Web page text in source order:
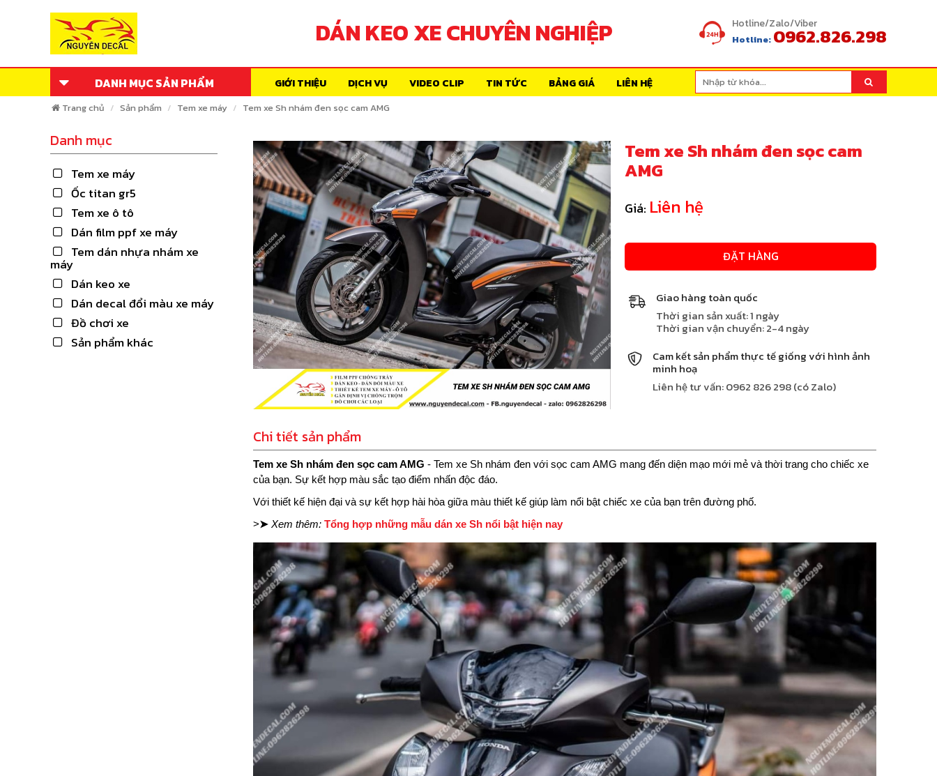
DÁN KEO XE CHUYÊN NGHIỆP Hotline/Zalo/Viber
Hotline: 0962.826.298
DANH MỤC SẢN PHẨM GIỚI THIỆU DỊCH VỤ VIDEO CLIP TIN TỨC BẢNG GIÁ LIÊN HỆ
Trang chủ Sản phẩm Tem xe máy Tem xe Sh nhám đen sọc cam AMG
Danh mục
Tem xe máy
Ốc titan gr5
Tem xe ô tô
Dán film ppf xe máy
Tem dán nhựa nhám xe
máy
Dán keo xe
Dán decal đổi màu xe máy
Đồ chơi xe
Sản phẩm khác
Tem xe Sh nhám đen sọc cam
AMG
Giá: Liên hệ
ĐẶT HÀNG
Giao hàng toàn quốc
Thời gian sản xuất: 1 ngày
Thời gian vận chuyển: 2-4 ngày
Cam kết sản phẩm thực tế giống với hình ảnh
minh hoạ
Liên hệ tư vấn: 0962 826 298 (có Zalo)
Chi tiết sản phẩm
Tem xe Sh nhám đen sọc cam AMG - Tem xe Sh nhám đen với sọc cam AMG mang đến diện mạo mới mẻ và thời trang cho chiếc xe
của bạn. Sự kết hợp màu sắc tạo điểm nhấn độc đáo.
Với thiết kế hiện đại và sự kết hợp hài hòa giữa màu thiết kế giúp làm nổi bật chiếc xe của bạn trên đường phố.
>➤ Xem thêm: Tổng hợp những mẫu dán xe Sh nổi bật hiện nay